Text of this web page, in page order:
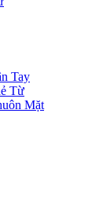
Tay
Từ
Mặt